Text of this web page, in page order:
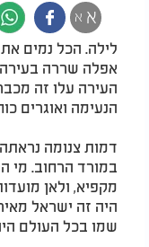
א א
לילה. הכל נמים
אפלה שררה
העירה עלו זה
הנעימה ואוגרים
דמות צנומה
במורד הרחוב. מי
מקפיא, ולאן
היה זה ישראל
שמו בכל העולם